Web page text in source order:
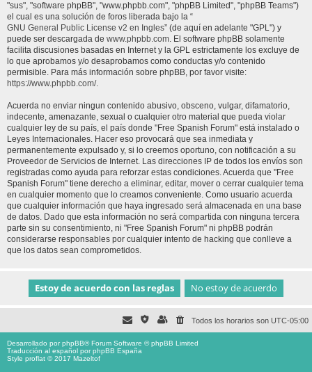
"sus", "software phpBB", "www.phpbb.com", "phpBB Limited", "phpBB Teams")
el cual es una solución de foros liberada bajo la “
GNU General Public License v2 en Ingles” (de aquí en adelante "GPL") y
puede ser descargada de www.phpbb.com. El software phpBB solamente
facilita discusiones basadas en Internet y la GPL estrictamente los excluye de
lo que aprobamos y/o desaprobamos como conductas y/o contenido
permisible. Para más información sobre phpBB, por favor visite:
https://www.phpbb.com/.
Acuerda no enviar ningun contenido abusivo, obsceno, vulgar, difamatorio,
indecente, amenazante, sexual o cualquier otro material que pueda violar
cualquier ley de su país, el país donde "Free Spanish Forum" está instalado o
Leyes Internacionales. Hacer eso provocará que sea inmediata y
permanentemente expulsado y, si lo creemos oportuno, con notificación a su
Proveedor de Servicios de Internet. Las direcciones IP de todos los envíos son
registradas como ayuda para reforzar estas condiciones. Acuerda que "Free
Spanish Forum" tiene derecho a eliminar, editar, mover o cerrar cualquier tema
en cualquier momento que lo creamos conveniente. Como usuario acuerda
que cualquier información que haya ingresado será almacenada en una base
de datos. Dado que esta información no será compartida con ninguna tercera
parte sin su consentimiento, ni "Free Spanish Forum" ni phpBB podrán
considerarse responsables por cualquier intento de hacking que conlleve a
que los datos sean comprometidos.
Todos los horarios son UTC-05:00
Desarrollado porphpBB® Forum Software © phpBB Limited
Traducción al español porphpBB España
Style proflat © 2017 Mazeltof